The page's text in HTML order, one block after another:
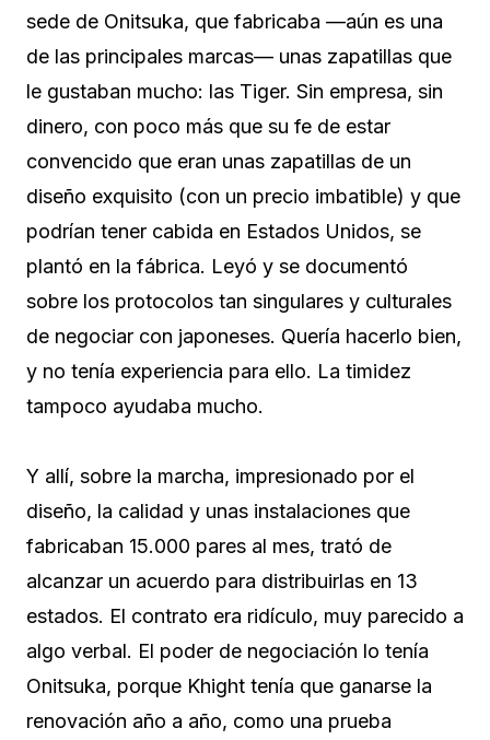
sede de Onitsuka, que fabricaba —aún es una
de las principales marcas— unas zapatillas que
le gustaban mucho: las Tiger. Sin empresa, sin
dinero, con poco más que su fe de estar
convencido que eran unas zapatillas de un
diseño exquisito (con un precio imbatible) y que
podrían tener cabida en Estados Unidos, se
plantó en la fábrica. Leyó y se documentó
sobre los protocolos tan singulares y culturales
de negociar con japoneses. Quería hacerlo bien,
y no tenía experiencia para ello. La timidez
tampoco ayudaba mucho.
Y allí, sobre la marcha, impresionado por el
diseño, la calidad y unas instalaciones que
fabricaban 15.000 pares al mes, trató de
alcanzar un acuerdo para distribuirlas en 13
estados. El contrato era ridículo, muy parecido a
algo verbal. El poder de negociación lo tenía
Onitsuka, porque Khight tenía que ganarse la
renovación año a año, como una prueba